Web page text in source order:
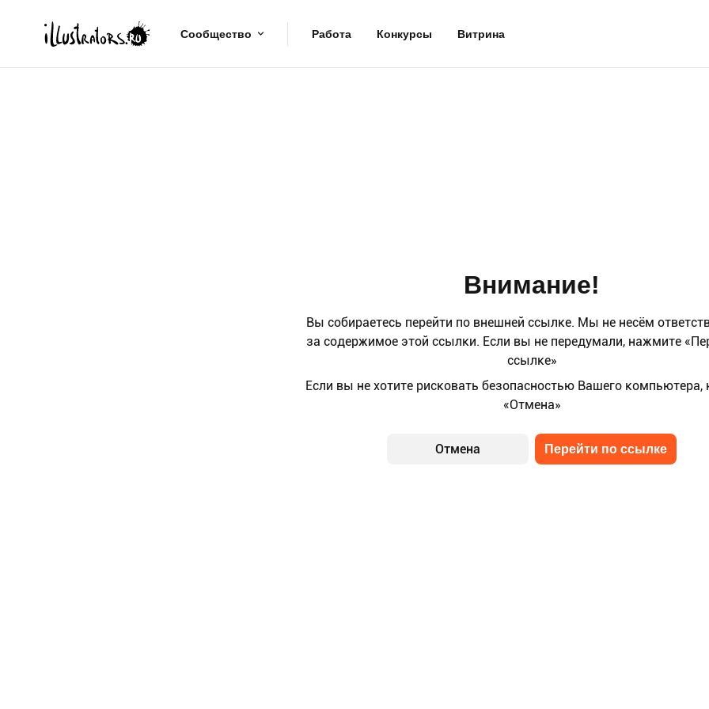
Сообщество Работа Конкурсы Витрина
Внимание!
Вы собираетесь перейти по внешней ссылке. Мы не несём
за содержимое этой ссылки. Если вы не передумали, нажмите
ссылке»
Если вы не хотите рисковать безопасностью Вашего компьютера,
«Отмена»
Отмена Перейти по ссылке